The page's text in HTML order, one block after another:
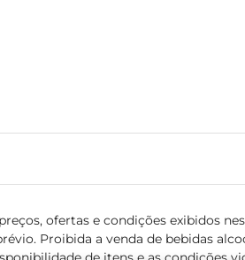
ofertas e condições exibidos
Proibida a venda de bebidas